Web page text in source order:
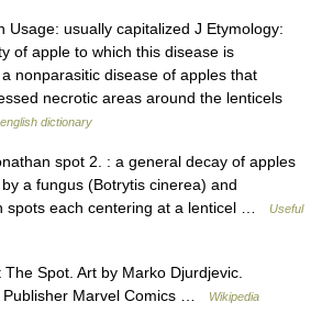
usually capitalized J Etymology:
of apple to which this disease is
nonparasitic disease of apples that
necrotic areas around the lenticels
dictionary
spot 2. : a general decay of apples
a fungus (Botrytis cinerea) and
spots each centering at a lenticel …
Useful
Spot. Art by Marko Djurdjevic.
Publisher Marvel Comics …
Wikipedia